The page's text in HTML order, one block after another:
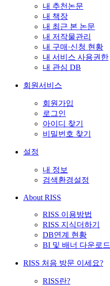
내 추천논문
내 책장
내 최근 본 논문
내 저작물관리
내 구매·신청 현황
내 서비스 사용권한
내 관심 DB
회원서비스
회원가입
로그인
아이디 찾기
비밀번호 찾기
설정
내 정보
검색환경설정
About RISS
RISS 이용방법
RISS 지식더하기
DB연계 현황
BI 및 배너 다운로드
RISS 처음 방문 이세요?
RISS란?